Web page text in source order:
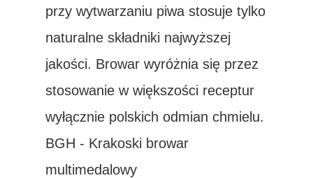
przy wytwarzaniu piwa stosuje tylko
naturalne składniki najwyższej
jakości. Browar wyróżnia się przez
stosowanie w większości receptur
wyłącznie polskich odmian chmielu.
BGH - Krakoski browar
multimedalowy